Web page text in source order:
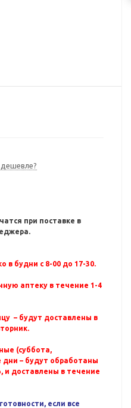
при поставке в
в будни с 8-00 до 17-30.
аптеку в течение 1-4
– будут доставлены в
(суббота,
дни – будут обработаны
доставлены в течение
если все